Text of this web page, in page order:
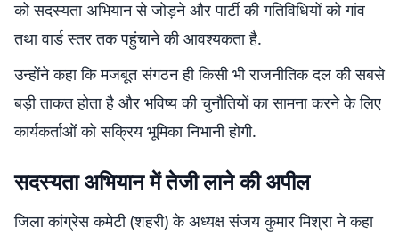
को सदस्यता अभियान से जोड़ने और पार्टी की गतिविधियों को गांव
तथा वार्ड स्तर तक पहुंचाने की आवश्यकता है.
उन्होंने कहा कि मजबूत संगठन ही किसी भी राजनीतिक दल की सबसे
बड़ी ताकत होता है और भविष्य की चुनौतियों का सामना करने के लिए
कार्यकर्ताओं को सक्रिय भूमिका निभानी होगी.
सदस्यता अभियान में तेजी लाने की अपील
जिला कांग्रेस कमेटी (शहरी) के अध्यक्ष संजय कुमार मिश्रा ने कहा